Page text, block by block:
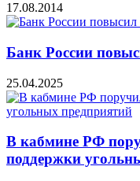
17.08.2014
Банк России
25.04.2025
В кабмине РФ
поддержки